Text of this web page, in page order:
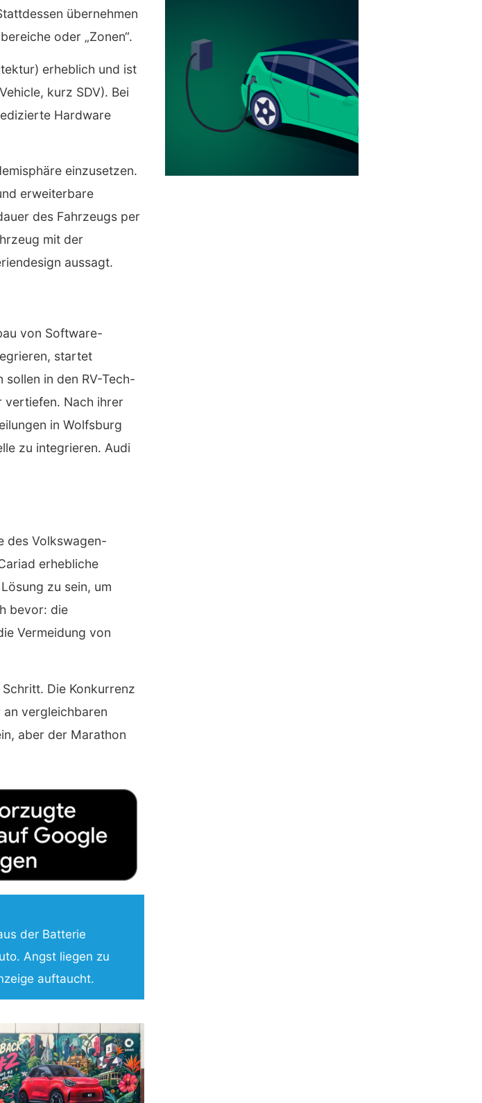
übernehmen
oder „Zonen“.
erheblich und ist
kurz SDV). Bei
Hardware
einzusetzen.
erweiterbare
des Fahrzeugs per
mit der
aussagt.
von Software-
startet
in den RV-Tech-
vertiefen. Nach ihrer
in Wolfsburg
zu integrieren. Audi
des Volkswagen-
erhebliche
zu sein, um
bevor: die
Vermeidung von
Die Konkurrenz
vergleichbaren
aber der Marathon
der Batterie
Angst liegen zu
auftaucht.